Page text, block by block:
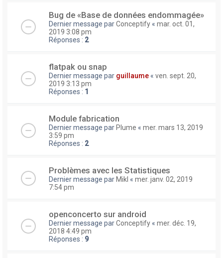
Bug de «Base de données endommagée»
Dernier message parConceptify « mar. oct. 01,
2019 3:08 pm
Réponses : 2
flatpak ou snap
Dernier message par guillaume « ven. sept. 20,
2019 3:13 pm
Réponses : 1
Module fabrication
Dernier message parPlume « mer. mars 13, 2019
3:59 pm
Réponses : 2
Problèmes avec les Statistiques
Dernier message parMikl « mer. janv. 02, 2019
7:54 pm
openconcerto sur android
Dernier message parConceptify « mer. déc. 19,
2018 4:49 pm
Réponses : 9